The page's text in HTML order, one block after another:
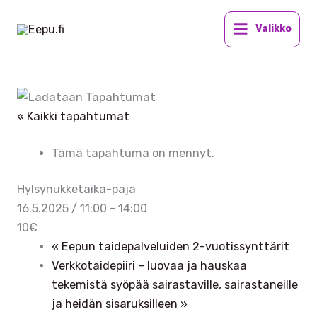
sisältöön
Valikko
« Kaikki tapahtumat
Tämä tapahtuma on mennyt.
Hylsynukketaika-paja
16.5.2025 / 11:00 - 14:00
10€
« Eepun taidepalveluiden 2-vuotissynttärit
Verkkotaidepiiri – luovaa ja hauskaa
tekemistä syöpää sairastaville, sairastaneille
ja heidän sisaruksilleen »